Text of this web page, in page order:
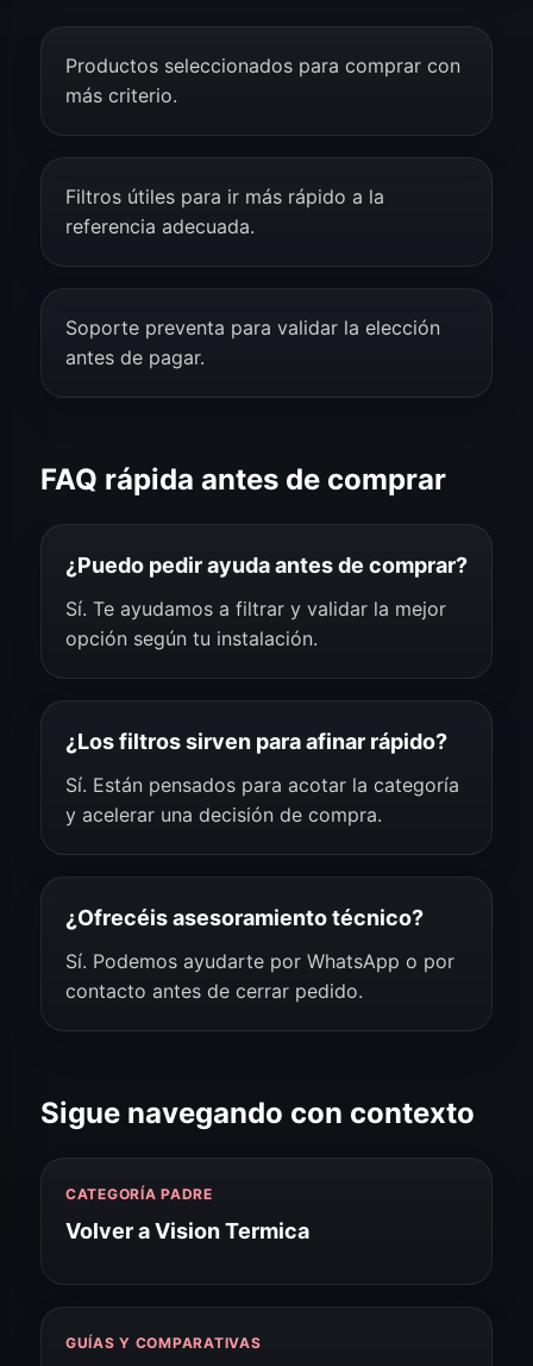
Productos seleccionados para comprar con
más criterio.
Filtros útiles para ir más rápido a la
referencia adecuada.
Soporte preventa para validar la elección
antes de pagar.
FAQ rápida antes de comprar
¿Puedo pedir ayuda antes de comprar?
Sí. Te ayudamos a filtrar y validar la mejor
opción según tu instalación.
¿Los filtros sirven para afinar rápido?
Sí. Están pensados para acotar la categoría
y acelerar una decisión de compra.
¿Ofrecéis asesoramiento técnico?
Sí. Podemos ayudarte por WhatsApp o por
contacto antes de cerrar pedido.
Sigue navegando con contexto
CATEGORÍA PADRE
Volver a Vision Termica
GUÍAS Y COMPARATIVAS